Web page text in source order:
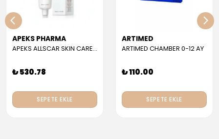
APEKS PHARMA
APEKS ALLSCAR SKIN CARE GEL 30 ML
₺ 530.78
SEPETE EKLE
ARTIMED
ARTIMED CHAMBER 0-12 AY
₺ 110.00
SEPETE EKLE